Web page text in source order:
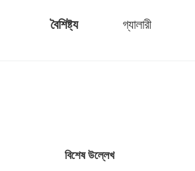
বৈশিষ্ট্য গ্যালারী
বিশেষ উল্লেখ